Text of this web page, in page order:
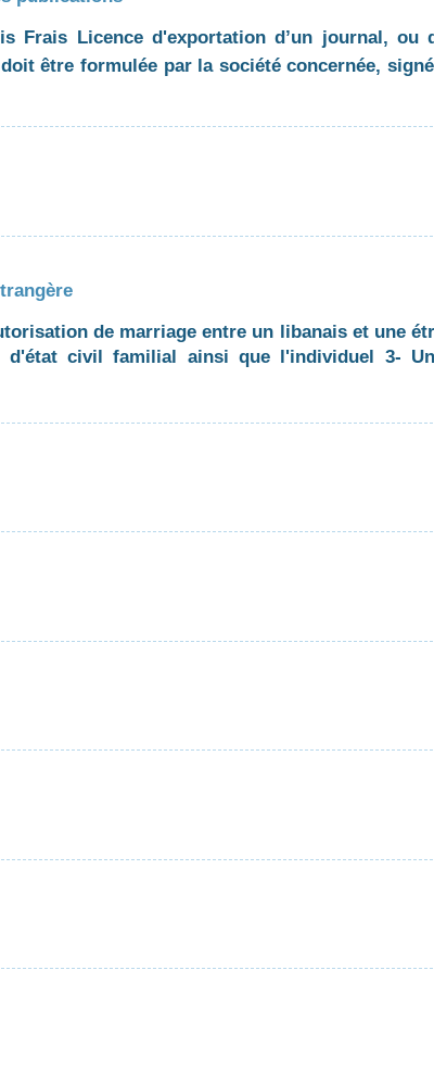
Frais Licence d'exportation d’un journal,
être formulée par la société concernée,
de marriage entre un libanais et une
civil familial ainsi que l'individuel 3-